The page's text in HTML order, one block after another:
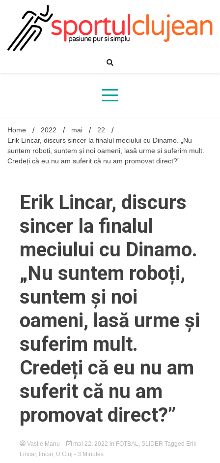
Home 2022 mai
22
Erik Lincar, discurs sincer la finalul meciului cu Dinamo. „Nu
suntem roboți, suntem și noi oameni, lasă urme și suferim mult.
Credeți că eu nu am suferit că nu am promovat direct?”
Erik Lincar, discurs
sincer la finalul
meciului cu Dinamo.
„Nu suntem roboți,
suntem și noi
oameni, lasă urme și
suferim mult.
Credeți că eu nu am
suferit că nu am
promovat direct?”
Vasile Manu mai 22, 2022 in FOTBAL SLIDER Tagged Erik
Lincar, lincar, U Cluj - 3 Minutes